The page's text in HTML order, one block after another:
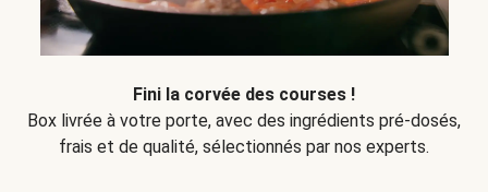
Fini la corvée des courses !
Box livrée à votre porte, avec des ingrédients pré-dosés,
frais et de qualité, sélectionnés par nos experts.